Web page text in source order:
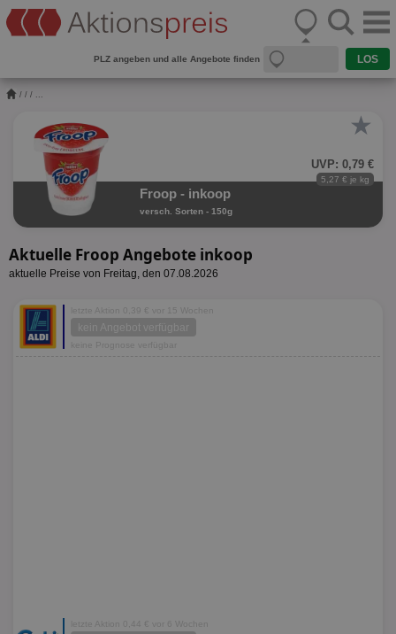
PLZ angeben und alle Angebote finden
/ / / ...
★
UVP: 0,79 €
5,27 € je kg
Froop - inkoop
versch. Sorten - 150g
Aktuelle Froop Angebote inkoop
aktuelle Preise von Freitag, den 07.08.2026
letzte Aktion 0,39 € vor 15 Wochen
kein Angebot verfügbar
keine Prognose verfügbar
letzte Aktion 0,44 € vor 6 Wochen